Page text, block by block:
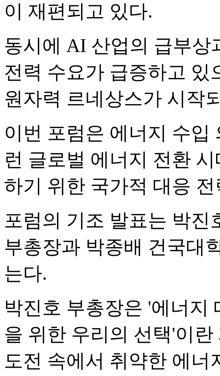
이 재편되고 있다.
동시에 AI 산업의 급부상
전력 수요가 급증하고 있
원자력 르네상스가 시작
이번 포럼은 에너지 수입
런 글로벌 에너지 전환
하기 위한 국가적 대응
포럼의 기조 발표는 박
부총장과 박종배 건국대
는다.
박진호 부총장은 '에너지
을 위한 우리의 선택'이
도전 속에서 취약한 에너